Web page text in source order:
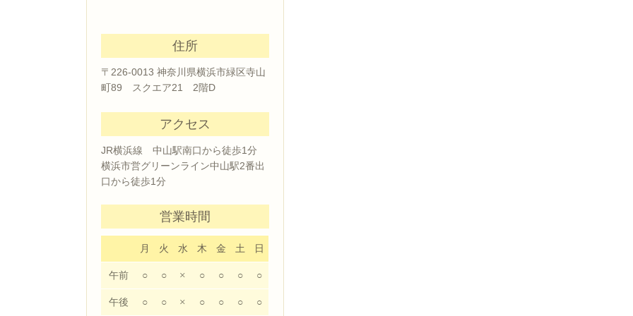
住所
〒226-0013 神奈川県横浜市緑区寺山
町89 スクエア21 2階D
アクセス
JR横浜線 中山駅南口から徒歩1分
横浜市営グリーンライン中山駅2番出
口から徒歩1分
営業時間
月 火 水 木 金 土 日
午前 ○ ○ × ○ ○ ○ ○
午後 ○ ○ × ○ ○ ○ ○